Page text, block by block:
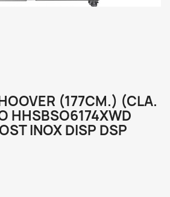
(177CM.) (CLA.
HHSBSO6174XWD
INOX DISP DSP